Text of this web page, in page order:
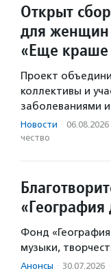
Открыт
для женщин
«Еще краше
Проект
коллективы и
заболеваниями
Новости · 06.08.2026
чест­во
«География
Фонд
музыки,
Анонсы · 30.07.2026 ·